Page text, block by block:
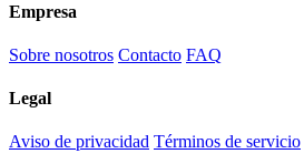
Empresa
Sobre nosotros Contacto FAQ
Legal
Aviso de privacidad Términos de servicio